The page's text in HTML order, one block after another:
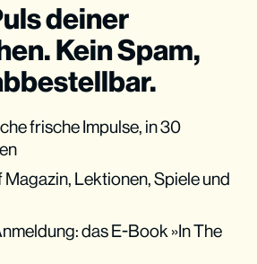
deiner
Kein Spam,
frische Impulse, in 30
Lektionen, Spiele und
das E-Book »In The